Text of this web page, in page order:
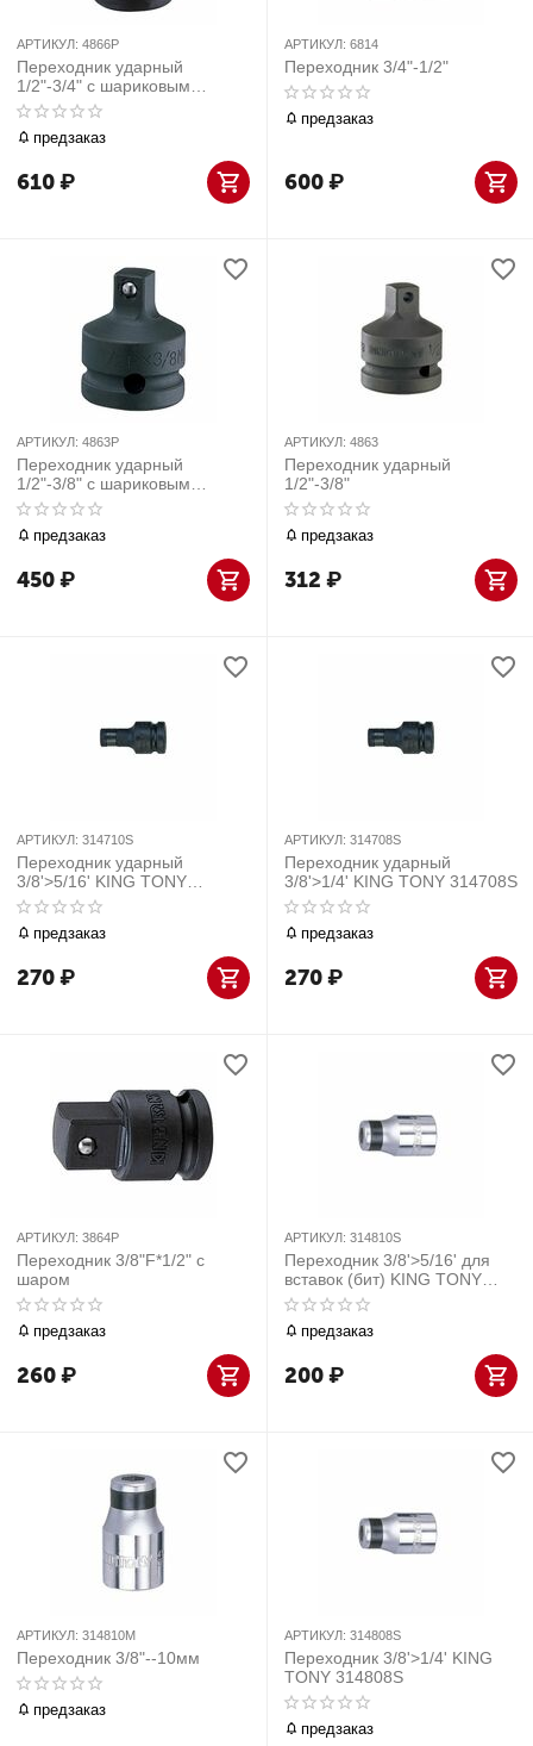
АРТИКУЛ: 4866P
Переходник ударный
1/2"-3/4" с шариковым
фиксатором
предзаказ
610₽
АРТИКУЛ: 6814
Переходник 3/4"-1/2"
предзаказ
600₽
АРТИКУЛ: 4863P
Переходник ударный
1/2"-3/8" с шариковым
фиксатором
предзаказ
450₽
АРТИКУЛ: 4863
Переходник ударный
1/2"-3/8"
предзаказ
312 ₽
АРТИКУЛ: 314710S
Переходник ударный
3/8'>5/16' KING TONY
314710S
предзаказ
270₽
АРТИКУЛ: 314708S
Переходник ударный
3/8'>1/4' KING TONY 314708S
предзаказ
270₽
АРТИКУЛ: 3864P
Переходник 3/8"F*1/2" с
шаром
предзаказ
260₽
АРТИКУЛ: 314810S
Переходник 3/8'>5/16' для
вставок (бит) KING TONY
314810S
предзаказ
200₽
АРТИКУЛ: 314810M
Переходник 3/8"--10мм
предзаказ
АРТИКУЛ: 314808S
Переходник 3/8'>1/4' KING
TONY 314808S
предзаказ